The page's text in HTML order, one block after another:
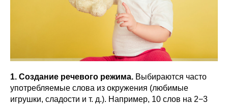
1. Создание речевого режима. Выбираются часто
употребляемые слова из окружения (любимые
игрушки, сладости и т. д.). Например, 10 слов на 2−3